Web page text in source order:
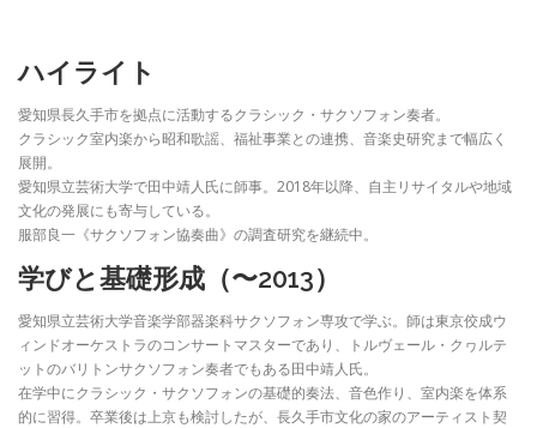
ハイライト
愛知県長久手市を拠点に活動するクラシック・サクソフォン奏者。
クラシック室内楽から昭和歌謡、福祉事業との連携、音楽史研究まで幅広く
展開。
愛知県立芸術大学で田中靖人氏に師事。2018年以降、自主リサイタルや地域
文化の発展にも寄与している。
服部良一《サクソフォン協奏曲》の調査研究を継続中。
学びと基礎形成（〜2013）
愛知県立芸術大学音楽学部器楽科サクソフォン専攻で学ぶ。師は東京佼成ウ
ィンドオーケストラのコンサートマスターであり、トルヴェール・クヮルテ
ットのバリトンサクソフォン奏者でもある田中靖人氏。
在学中にクラシック・サクソフォンの基礎的奏法、音色作り、室内楽を体系
的に習得。卒業後は上京も検討したが、長久手市文化の家のアーティスト契